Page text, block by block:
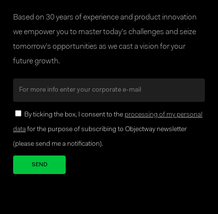
Based on 30 years of experience and product innovation
we empower you to master today’s challenges and seize
tomorrow’s opportunities as we cast a vision for your
future growth.
By ticking the box, I consent to the processing of my personal
data for the purpose of subscribing to Objectway newsletter
(please send me a notification).